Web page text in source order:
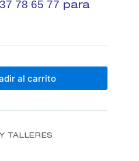
78 65 77 para
al carrito
TALLERES